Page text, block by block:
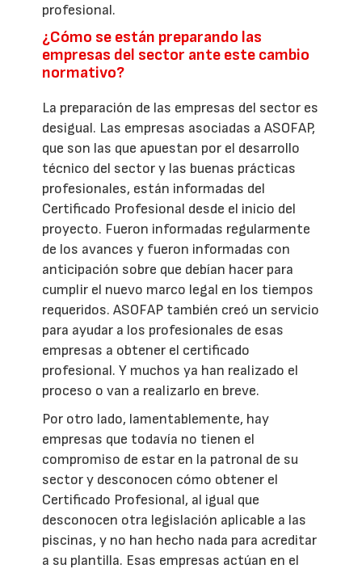
profesional.
¿Cómo se están preparando las
empresas del sector ante este cambio
normativo?
La preparación de las empresas del sector es
desigual. Las empresas asociadas a ASOFAP,
que son las que apuestan por el desarrollo
técnico del sector y las buenas prácticas
profesionales, están informadas del
Certificado Profesional desde el inicio del
proyecto. Fueron informadas regularmente
de los avances y fueron informadas con
anticipación sobre que debían hacer para
cumplir el nuevo marco legal en los tiempos
requeridos. ASOFAP también creó un servicio
para ayudar a los profesionales de esas
empresas a obtener el certificado
profesional. Y muchos ya han realizado el
proceso o van a realizarlo en breve.
Por otro lado, lamentablemente, hay
empresas que todavía no tienen el
compromiso de estar en la patronal de su
sector y desconocen cómo obtener el
Certificado Profesional, al igual que
desconocen otra legislación aplicable a las
piscinas, y no han hecho nada para acreditar
a su plantilla. Esas empresas actúan en el